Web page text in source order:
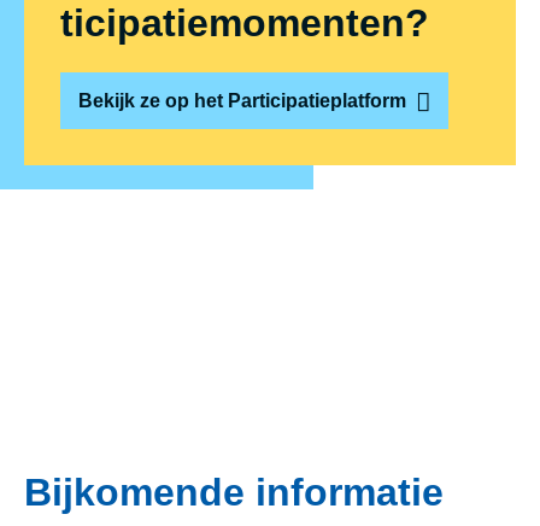
ti­ci­pa­tie­mo­men­ten?
Bekijk ze op het Participatieplatform
Bijkomende informatie